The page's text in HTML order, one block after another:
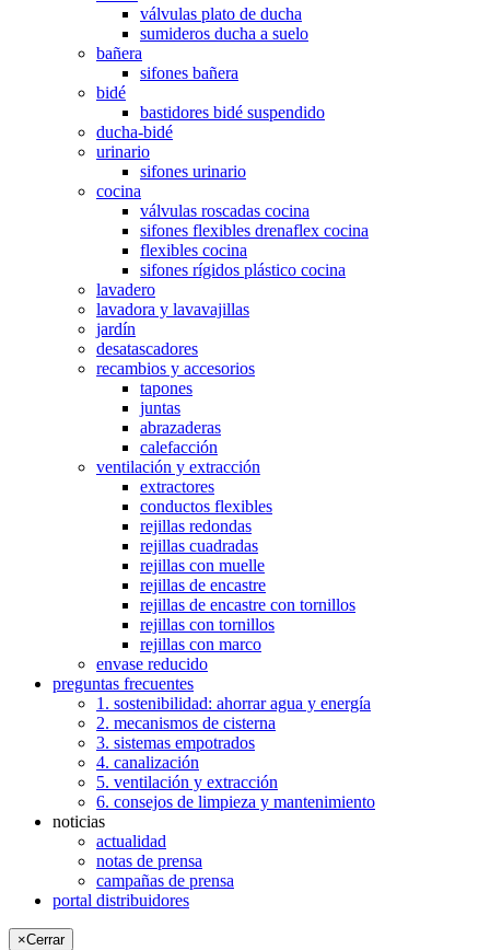
válvulas plato de ducha
sumideros ducha a suelo
bañera
sifones bañera
bidé
bastidores bidé suspendido
ducha-bidé
urinario
sifones urinario
cocina
válvulas roscadas cocina
sifones flexibles drenaflex cocina
flexibles cocina
sifones rígidos plástico cocina
lavadero
lavadora y lavavajillas
jardín
desatascadores
recambios y accesorios
tapones
juntas
abrazaderas
calefacción
ventilación y extracción
extractores
conductos flexibles
rejillas redondas
rejillas cuadradas
rejillas con muelle
rejillas de encastre
rejillas de encastre con tornillos
rejillas con tornillos
rejillas con marco
envase reducido
preguntas frecuentes
1. sostenibilidad: ahorrar agua y energía
2. mecanismos de cisterna
3. sistemas empotrados
4. canalización
5. ventilación y extracción
6. consejos de limpieza y mantenimiento
noticias
actualidad
notas de prensa
campañas de prensa
portal distribuidores
×Cerrar